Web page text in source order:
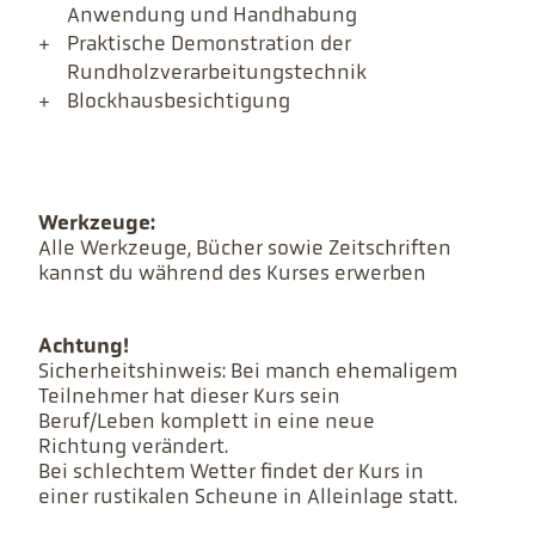
Anwendung und Handhabung
Praktische Demonstration der
Rundholzverarbeitungstechnik
Blockhausbesichtigung
Werkzeuge:
Alle Werkzeuge, Bücher sowie Zeitschriften
kannst du während des Kurses erwerben
Achtung!
Sicherheitshinweis: Bei manch ehemaligem
Teilnehmer hat dieser Kurs sein
Beruf/Leben komplett in eine neue
Richtung verändert.
Bei schlechtem Wetter findet der Kurs in
einer rustikalen Scheune in Alleinlage statt.